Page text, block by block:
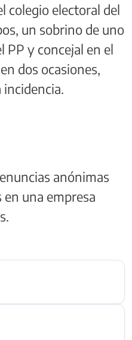
colegio electoral del
un sobrino de uno
PP y concejal en el
dos ocasiones,
anónimas
en una empresa